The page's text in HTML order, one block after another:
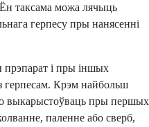
таксама можа лячыць
герпесу пры нанясенні
і пры іншых
герпесам. Крэм найбольш
выкарыстоўваць пры першых
паленне або сверб,